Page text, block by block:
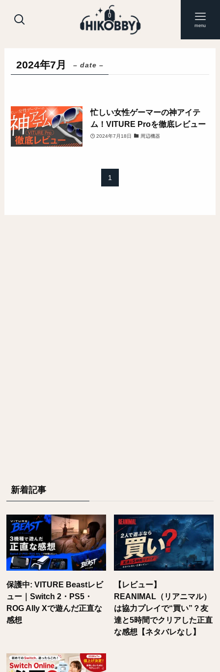
menu
2024年7月 – date –
忙しい女性ゲーマーの神アイテ
ム！VITURE Proを徹底レビュー
2024年7月18日 周辺機器
1
新着記事
保護中: VITURE Beastレビ
ュー｜Switch 2・PS5・
ROG Ally Xで遊んだ正直な
感想
【レビュー】
REANIMAL（リアニマル）
は協力プレイで“買い”？友
達と5時間でクリアした正直
な感想【ネタバレなし】